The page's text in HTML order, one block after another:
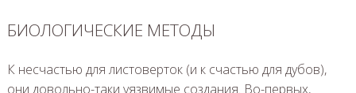
БИОЛОГИЧЕСКИЕ МЕТОДЫ
К несчастью для листоверток (и к счастью для дубов),
они довольно-таки уязвимые создания. Во-первых,